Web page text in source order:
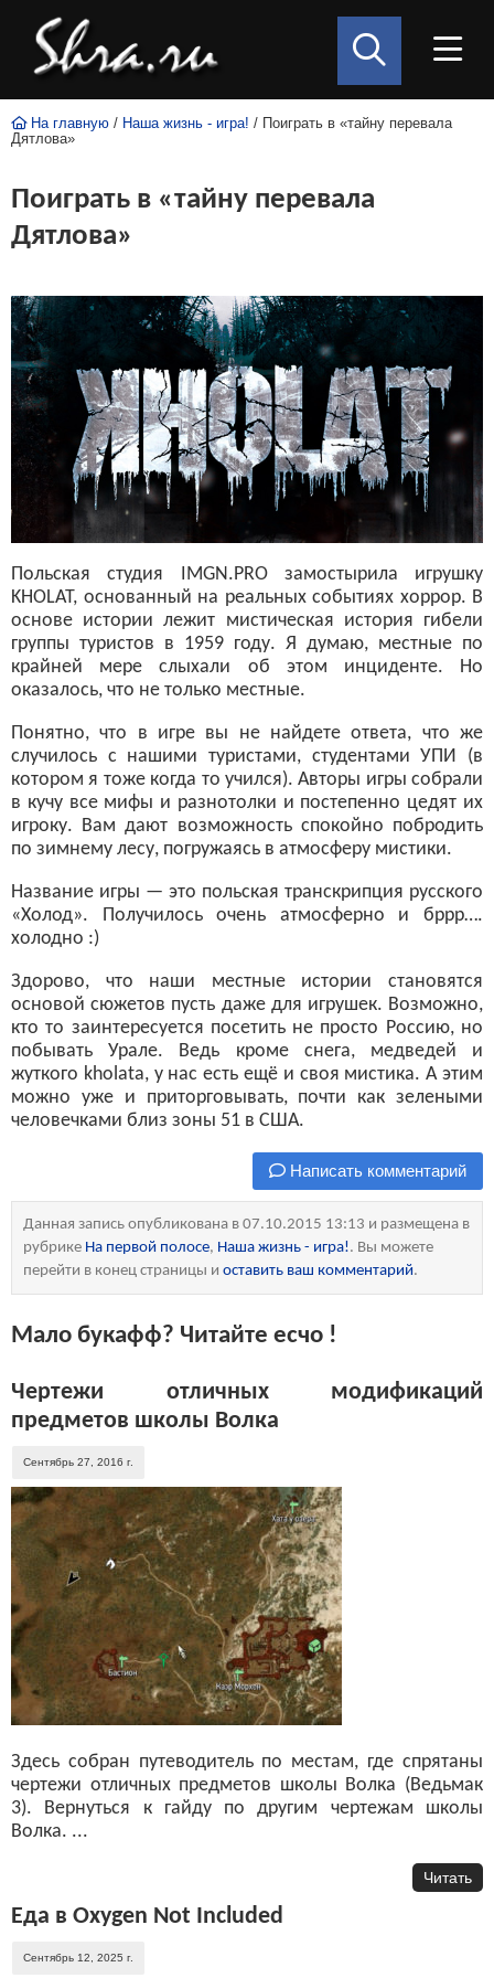
На главную / Наша жизнь - игра! / Поиграть в «тайну перевала
Дятлова»
Поиграть в «тайну перевала
Дятлова»
Польская студия IMGN.PRO замостырила игрушку
KHOLAT, основанный на реальных событиях хоррор. В
основе истории лежит мистическая история гибели
группы туристов в 1959 году. Я думаю, местные по
крайней мере слыхали об этом инциденте. Но
оказалось, что не только местные.
Понятно, что в игре вы не найдете ответа, что же
случилось с нашими туристами, студентами УПИ (в
котором я тоже когда то учился). Авторы игры собрали
в кучу все мифы и разнотолки и постепенно цедят их
игроку. Вам дают возможность спокойно побродить
по зимнему лесу, погружаясь в атмосферу мистики.
Название игры — это польская транскрипция русского
«Холод». Получилось очень атмосферно и бррр….
холодно :)
Здорово, что наши местные истории становятся
основой сюжетов пусть даже для игрушек. Возможно,
кто то заинтересуется посетить не просто Россию, но
побывать Урале. Ведь кроме снега, медведей и
жуткого kholata, у нас есть ещё и своя мистика. А этим
можно уже и приторговывать, почти как зелеными
человечками близ зоны 51 в США.
Написать комментарий
Данная запись опубликована в 07.10.2015 13:13 и размещена в
рубрике На первой полосе, Наша жизнь - игра!. Вы можете
перейти в конец страницы и оставить ваш комментарий.
Мало букафф? Читайте есчо !
Чертежи отличных модификаций
предметов школы Волка
Сентябрь 27, 2016 г.
Здесь собран путеводитель по местам, где спрятаны
чертежи отличных предметов школы Волка (Ведьмак
3). Вернуться к гайду по другим чертежам школы
Волка. ...
Читать
Еда в Oxygen Not Included
Сентябрь 12, 2025 г.